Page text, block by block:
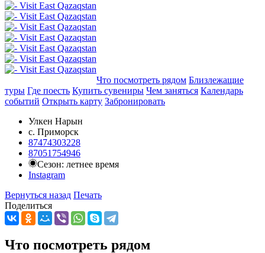
Что посмотреть рядом Близлежащие
туры Где поесть Купить сувениры Чем заняться Календарь
событий Открыть карту Забронировать
Улкен Нарын
с. Приморск
87474303228
87051754946
Сезон: летнее время
Instagram
Вернуться назад Печать
Поделиться
Что посмотреть рядом